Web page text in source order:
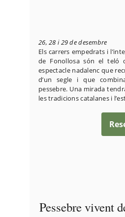
26, 28 i 29 de desembre
Els carrers empedrats i
de Fonollosa són el teló
espectacle nadalenc que
d’un segle i que
pessebre. Una mirada
les tradicions catalanes i
Pessebre vivent